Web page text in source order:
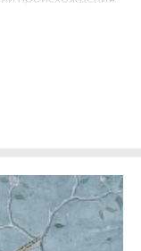
пространствах
из чего